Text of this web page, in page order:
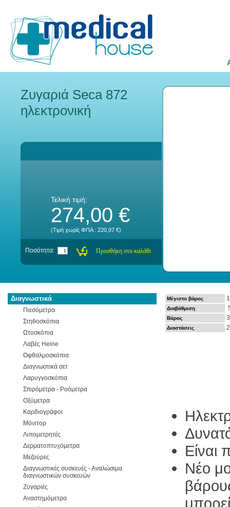
Ζυγαριά Seca 872
ηλεκτρονική
Τελική τιμή:
274,00 €
(Τιμή χωρίς ΦΠΑ : 220,97 €)
Ποσότητα:
Διαγνωστικά
Πιεσόμετρα
Στηθοσκόπια
Ωτοσκόπια
Λαβές Heine
Οφθαλμοσκόπια
Διαγνωστικά σετ
Λαρυγγοσκόπια
Σπιρόμετρα - Ροόμετρα
Οξύμετρα
Καρδιογράφοι
Μόνιτορ
Λιπομετρητές
Δερματοπτυχόμετρα
Μεζούρες
Διαγνωστικές συσκευές - Αναλώσιμα
διαγνωστικών συσκευών
Ζυγαριές
Αναστημόμετρα
Μέγιστο βάρος
Διαβάθμιση
Βάρος
Διαστάσεις
Είναι
Νέο